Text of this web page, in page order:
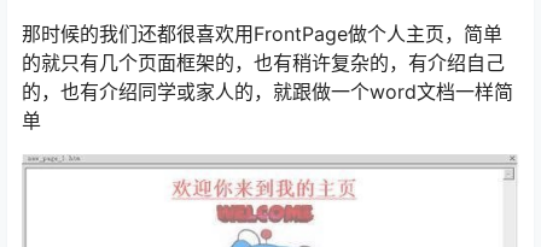
那时候的我们还都很喜欢用FrontPage做个人主页，简单
的就只有几个页面框架的，也有稍许复杂的，有介绍自己
的，也有介绍同学或家人的，就跟做一个word文档一样简
单